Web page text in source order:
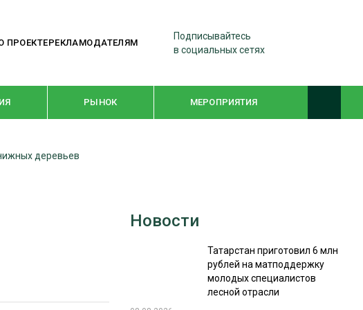
ПРОЕКТЕРЕКЛАМОДАТЕЛЯМ
Подписывайтесь
в социальных сетях
РЫНОК МЕРОПРИЯТИЯ
WOODEX-2021
СУШКА ДРЕВЕСИНЫ
деревьев
Новости
Татарстан приготовил 6 млн
рублей на матподдержку
молодых специалистов
лесной отрасли